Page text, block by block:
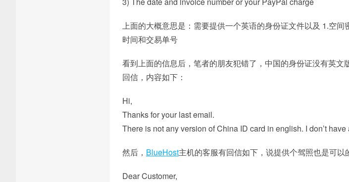
上面的大概意思是：需要提供一个英语的身份证文件以及 1.空
时间和交易单号
看到上面的信息后，笔者的朋友犯错了，中国的身份证没有英
回信，内容如下：
Hi,
Thanks for your last email.
There is not any version of China ID card in english. I don’t
然后， BlueHost主机的客服有回信如下，说提供个驾照也是可以
Dear Customer,